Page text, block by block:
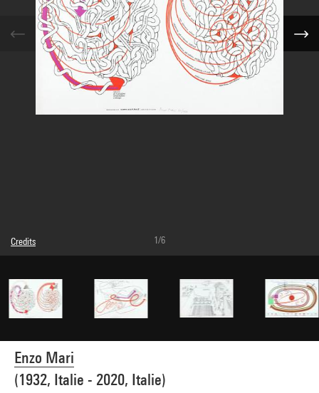
Enzo Mari
(1932, Italie - 2020, Italie)
Credits
Caption : Vue n°1
Photo credits : Georges Meguerditchian - Centre Pompidou, MNAM-CCI
Image reference : 4N40340
1/6